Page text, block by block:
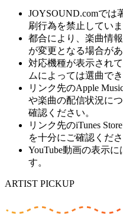
JOYSOUND.comでは
刷行為を禁止していま
都合により、楽曲情
が変更となる場合があ
対応機種が表示され
ムによっては選曲で
リンク先のApple
や楽曲の配信状況に
確認ください。
リンク先のiTunes
を十分にご確認くださ
YouTube動画の表示に
す。
ARTIST PICKUP